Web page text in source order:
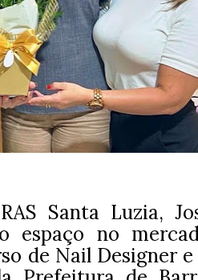
Santa Luzia,
espaço no
de Nail Designer e